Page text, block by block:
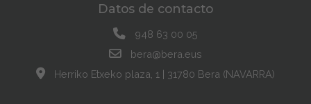
Datos de contacto
948 63 00 05
bera@bera.eus
Herriko Etxeko plaza, 1 | 31780 Bera (NAVARRA)